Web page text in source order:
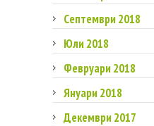
Септември 2018
Юли 2018
Февруари 2018
Януари 2018
Декември 2017